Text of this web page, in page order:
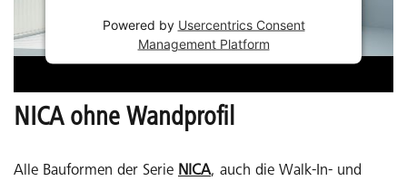
NICA ohne Wandprofil
Alle Bauformen der Serie NICA, auch die Walk-In- und
Powered by Usercentrics Consent
Management Platform